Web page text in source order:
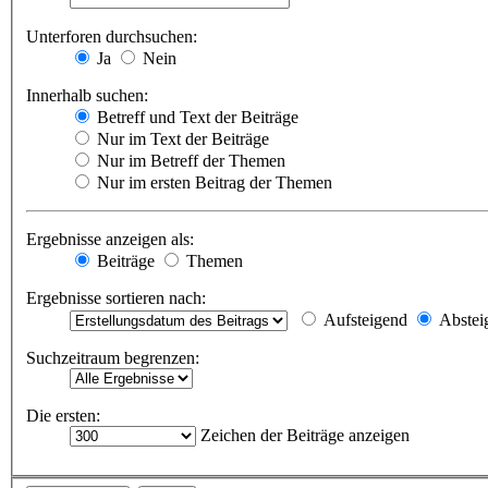
Unterforen durchsuchen:
Ja
Nein
Innerhalb suchen:
Betreff und Text der Beiträge
Nur im Text der Beiträge
Nur im Betreff der Themen
Nur im ersten Beitrag der Themen
Ergebnisse anzeigen als:
Beiträge
Themen
Ergebnisse sortieren nach:
Aufsteigend
Suchzeitraum begrenzen:
Die ersten:
Zeichen der Beiträge anzeigen